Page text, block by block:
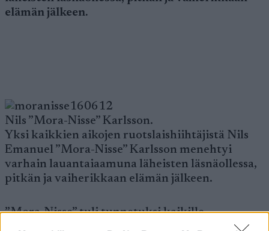
elämän jälkeen.
Nils ”Mora-Nisse” Karlsson.
Yksi kaikkien aikojen ruotslaishiihtäjistä Nils
Emanuel ”Mora-Nisse” Karlsson menehtyi
varhain lauantaiaamuna läheisten läsnäollessa,
pitkän ja vaiherikkaan elämän jälkeen.
”Mora-Nisse” tuli tunnetuksi kaikille
ruotsalaisille 1940-luvun lopun ja 1950-luvun